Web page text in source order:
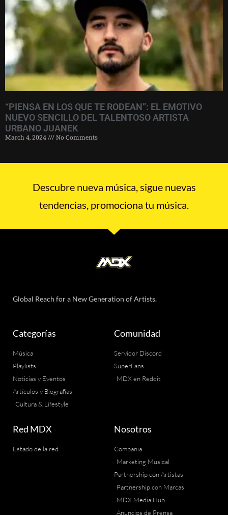
“PIENSA EN LOS QUE TE RODEAN”: EL EMOTIVO
NUEVO SENCILLO DEL TALENTOSO ARTISTA
URBANO JUANEK
March 4, 2024 No Comments
Descubre nueva música, sigue nuevas
tendencias, promociona tu música.
Global Reach for a New Generation of Artists.
Categorías
Música
Playlists
Noticias y Eventos
Artículos y Biografías
Cultura & Lifestyle
Comunidad
Servidor Discord
SuperFans
MDX en Reddit
Red MDX
Estado de la red
Nosotros
Compañia
Marketing Musical
Partnership con Artistas
Partnership con Marcas
MDX Media Hub
Anuncios de Prensa